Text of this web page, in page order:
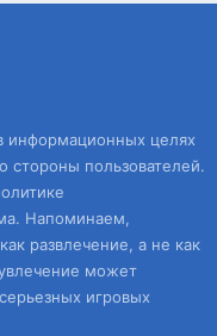
информационных целях
пользователей.
Напоминаем,
развлечение, а не как
может
игровых